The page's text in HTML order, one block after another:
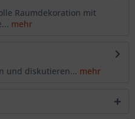
Raumdekoration mit
mehr
und diskutieren... mehr